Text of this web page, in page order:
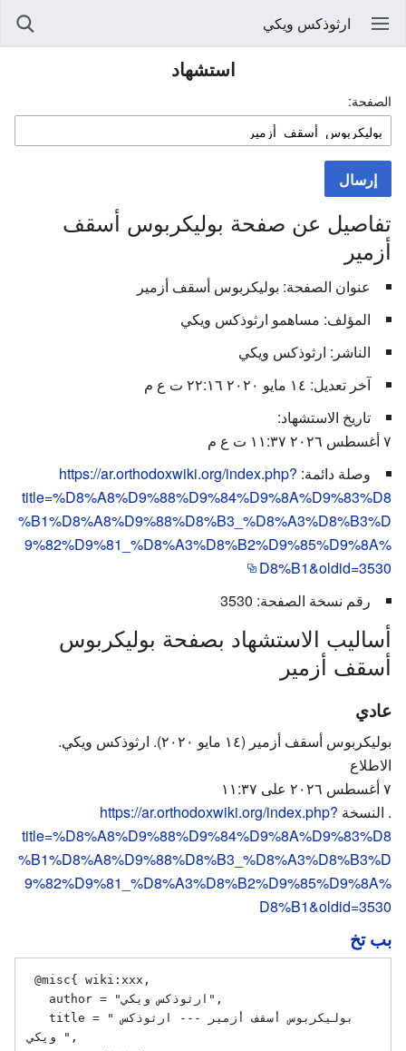
ارثوذكس ويكي
استشهاد
الصفحة:
إرسال
تفاصيل عن صفحة بوليكربوس أسقف
أزمير
عنوان الصفحة: بوليكربوس أسقف أزمير
المؤلف: مساهمو ارثوذكس ويكي
الناشر: ارثوذكس ويكي
آخر تعديل: ١٤ مايو ٢٠٢٠ ٢٢:١٦ ت ع م
تاريخ الاستشهاد:
٧ أغسطس ٢٠٢٦ ١١:٣٧ ت ع م
وصلة دائمة: https://ar.orthodoxwiki.org/index.php?
title=%D8%A8%D9%88%D9%84%D9%8A%D9%83%D8
%B1%D8%A8%D9%88%D8%B3_%D8%A3%D8%B3%D
9%82%D9%81_%D8%A3%D8%B2%D9%85%D9%8A%
D8%B1&oldid=3530
رقم نسخة الصفحة: 3530
أساليب الاستشهاد بصفحة بوليكربوس
أسقف أزمير
عادي
بوليكربوس أسقف أزمير (١٤ مايو ٢٠٢٠). ارثوذكس ويكي.
الاطلاع
٧ أغسطس ٢٠٢٦ على ١١:٣٧
. النسخة https://ar.orthodoxwiki.org/index.php?
title=%D8%A8%D9%88%D9%84%D9%8A%D9%83%D8
%B1%D8%A8%D9%88%D8%B3_%D8%A3%D8%B3%D
9%82%D9%81_%D8%A3%D8%B2%D9%85%D9%8A%
D8%B1&oldid=3530
بب تخ
ويكي ",